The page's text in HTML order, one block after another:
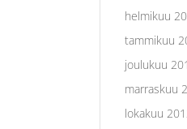
helmikuu
tammikuu
joulukuu
marraskuu
lokakuu